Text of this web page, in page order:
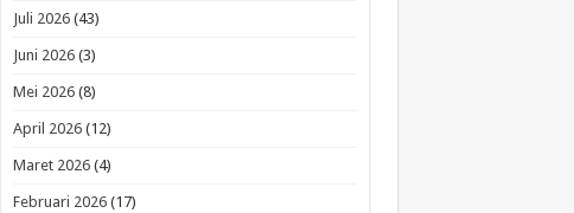
Juli 2026(43)
Juni 2026(3)
Mei 2026(8)
April 2026(12)
Maret 2026(4)
Februari 2026(17)